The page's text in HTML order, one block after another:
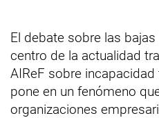
El debate sobre las
centro de la actualidad
AIReF sobre
pone en un fenómeno
organizaciones